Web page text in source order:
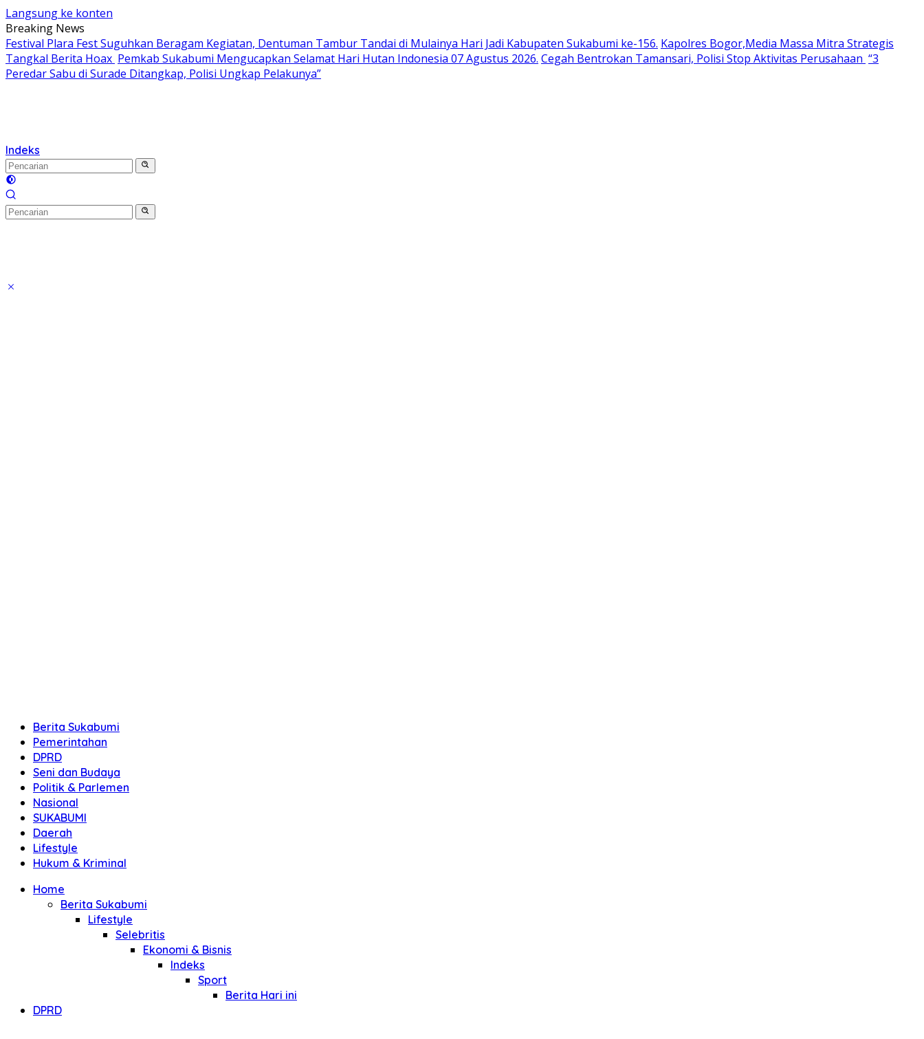
Langsung ke konten
Breaking News
Festival Plara Fest Suguhkan Beragam Kegiatan, Dentuman Tambur Tandai di Mulainya Hari Jadi Kabupaten Sukabumi ke-156. Kapolres Bogor,Media Massa Mitra Strategis
Tangkal Berita Hoax Pemkab Sukabumi Mengucapkan Selamat Hari Hutan Indonesia 07 Agustus 2026. Cegah Bentrokan Tamansari, Polisi Stop Aktivitas Perusahaan “3
Peredar Sabu di Surade Ditangkap, Polisi Ungkap Pelakunya”
Indeks
Berita Sukabumi
Pemerintahan
DPRD
Seni dan Budaya
Politik & Parlemen
Nasional
SUKABUMI
Daerah
Lifestyle
Hukum & Kriminal
Home
Berita Sukabumi
Lifestyle
Selebritis
Ekonomi & Bisnis
Indeks
Sport
Berita Hari ini
DPRD